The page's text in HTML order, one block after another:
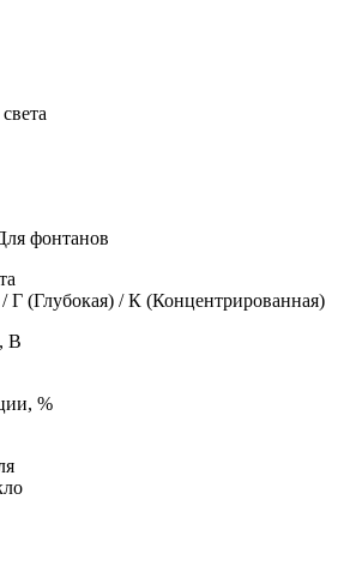
фонтанов
Г (Глубокая) / К (Концентрированная)
В
%